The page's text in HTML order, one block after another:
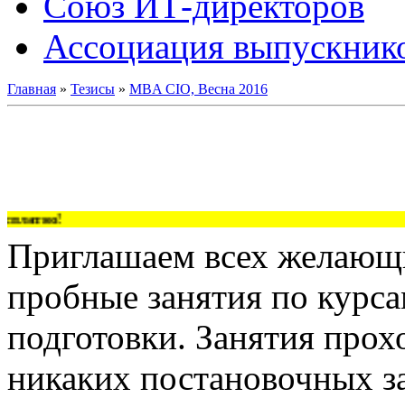
Ассоциация
Главная » Тезисы » MBA CIO, Весна 2016
Приглашаем всех
пробные занятия по
подготовки. Занятия
никаких постановочных